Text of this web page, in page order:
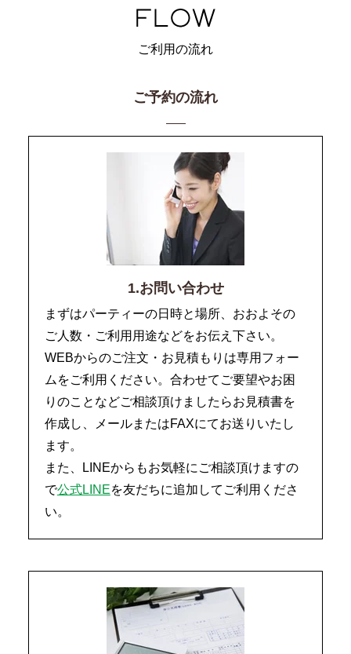
ご利用の流れ
ご予約の流れ
1.お問い合わせ
まずはパーティーの日時と場所、おおよその
ご人数・ご利用用途などをお伝え下さい。
WEBからのご注文・お見積もりは専用フォー
ムをご利用ください。合わせてご要望やお困
りのことなどご相談頂けましたらお見積書を
作成し、メールまたはFAXにてお送りいたし
ます。
また、LINEからもお気軽にご相談頂けますの
で公式LINEを友だちに追加してご利用くださ
い。